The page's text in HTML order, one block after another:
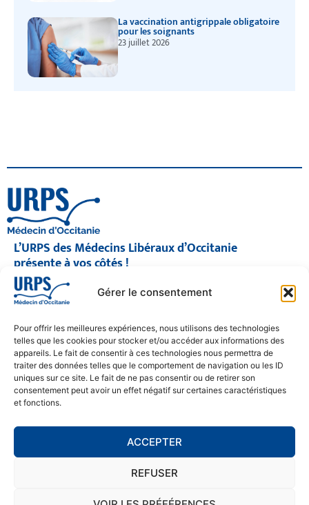
Gérer le consentement
Pour offrir les meilleures expériences, nous utilisons des technologies
telles que les cookies pour stocker et/ou accéder aux informations des
appareils. Le fait de consentir à ces technologies nous permettra de
traiter des données telles que le comportement de navigation ou les ID
uniques sur ce site. Le fait de ne pas consentir ou de retirer son
consentement peut avoir un effet négatif sur certaines caractéristiques
et fonctions.
ACCEPTER
REFUSER
La vaccination antigrippale obligatoire
pour les soignants
23 juillet 2026
L’URPS des Médecins Libéraux d’Occitanie
présente à vos côtés !
© 2026 URPS médecin d'Occitanie
Siège social : 1300 Avenue Albert Einstein, 34000 Montpellier
05 61 15 80 90
Accueil : Lundi au Vendredi | 08h30 – 17h30
CONTACT
MENTIONS LÉGALES